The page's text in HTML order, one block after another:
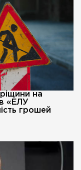
на
«ЕЛУ
грошей